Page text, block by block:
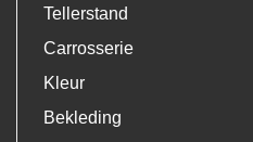
Tellerstand
Carrosserie
Kleur
Bekleding